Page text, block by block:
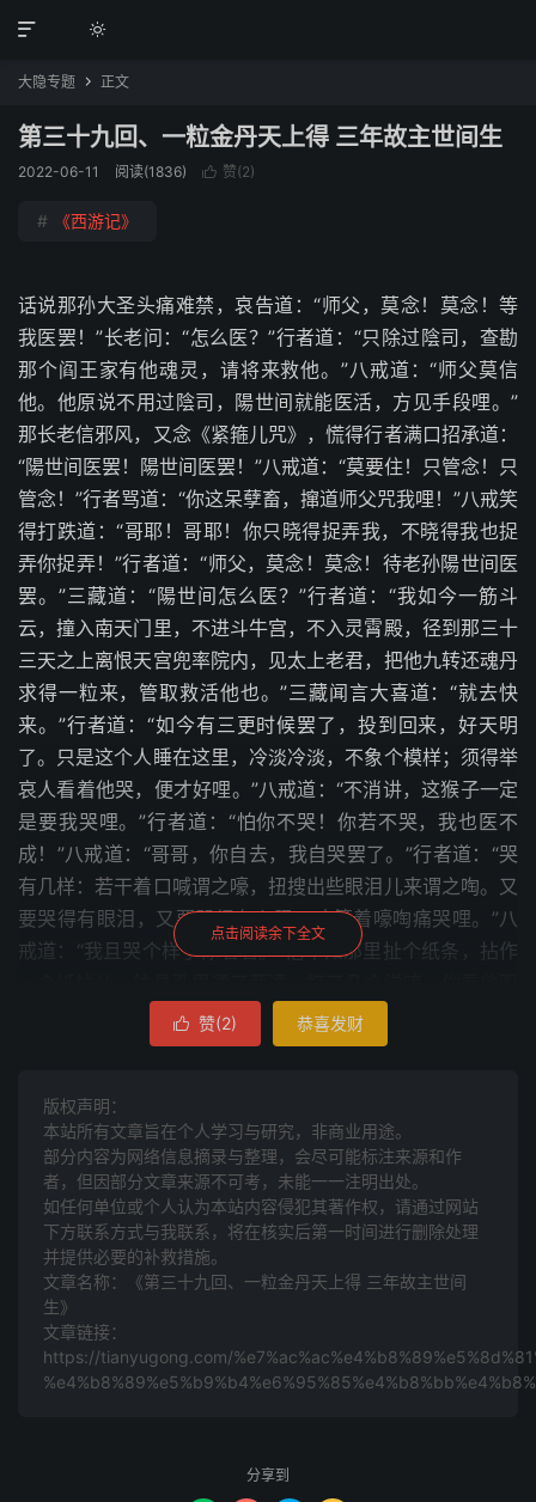


大隐专题  正文
第三十九回、一粒金丹天上得 三年故主世间生
2022-06-11 阅读(1836)  赞(2)
# 《西游记》
话说那孙大圣头痛难禁，哀告道：“师父，莫念！莫念！等
我医罢！”长老问：“怎么医？”行者道：“只除过陰司，查勘
那个阎王家有他魂灵，请将来救他。”八戒道：“师父莫信
他。他原说不用过陰司，陽世间就能医活，方见手段哩。”
那长老信邪风，又念《紧箍儿咒》，慌得行者满口招承道：
“陽世间医罢！陽世间医罢！”八戒道：“莫要住！只管念！只
管念！”行者骂道：“你这呆孽畜，撺道师父咒我哩！”八戒笑
得打跌道：“哥耶！哥耶！你只晓得捉弄我，不晓得我也捉
弄你捉弄！”行者道：“师父，莫念！莫念！待老孙陽世间医
罢。”三藏道：“陽世间怎么医？”行者道：“我如今一筋斗
云，撞入南天门里，不进斗牛宫，不入灵霄殿，径到那三十
三天之上离恨天宫兜率院内，见太上老君，把他九转还魂丹
求得一粒来，管取救活他也。”三藏闻言大喜道：“就去快
来。”行者道：“如今有三更时候罢了，投到回来，好天明
了。只是这个人睡在这里，冷淡冷淡，不象个模样；须得举
哀人看着他哭，便才好哩。”八戒道：“不消讲，这猴子一定
是要我哭哩。”行者道：“怕你不哭！你若不哭，我也医不
成！”八戒道：“哥哥，你自去，我自哭罢了。”行者道：“哭
有几样：若干着口喊谓之嚎，扭搜出些眼泪儿来谓之啕。又
要哭得有眼泪，又要哭得有心肠，才算着嚎啕痛哭哩。”八
戒道：“我且哭个样子你看看。”他不知那里扯个纸条，拈作
泪汪汪，粘涎答答的，哭将起来，口里不住的絮絮叨叨，数
黄道黑，真个象死了人的一般。哭到那伤情之处，唐长老也
呆子哄得我去了，你就不哭，我还听哩！
若是这等哭便罢，若略住住声儿，定打二十个孤拐！”八戒
笑道：“你去你去！我这一哭动头，有两日哭哩。”沙僧见他
数落，便去寻几枝香来烧献，行者笑道：“好好好！一家儿
都有些敬意，老孙才好用功。”
好大圣，此时有半夜时分，别了他师徒三众，纵筋斗云，只
入南天门里，果然也不谒灵霄宝殿，不上那斗牛天宫，一路
云光，径来到三十三天离恨天兜率宫中。才入门，只见那太
来也。”行者作礼笑道：“老官儿，这等没搭撒，防备我怎
点击阅读余下全文
 赞(2) 恭喜发财
版权声明：
本站所有文章旨在个人学习与研究，非商业用途。
部分内容为网络信息摘录与整理，会尽可能标注来源和作
者，但因部分文章来源不可考，未能一一注明出处。
如任何单位或个人认为本站内容侵犯其著作权，请通过网站
下方联系方式与我联系​​，将在核实后第一时间进行删除处理
并提供必要的补救措施。
文章名称：《第三十九回、一粒金丹天上得 三年故主世间
生》
文章链接：
https://tianyugong.com/
分享到